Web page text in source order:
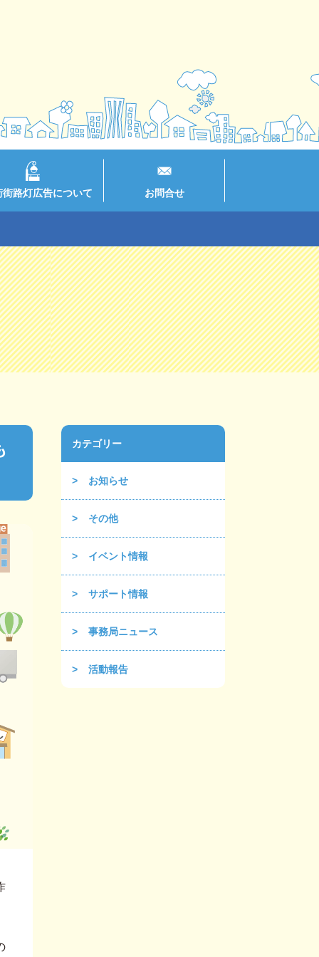
街路灯広告について お問合せ
カテゴリー
お知らせ
その他
イベント情報
サポート情報
事務局ニュース
活動報告